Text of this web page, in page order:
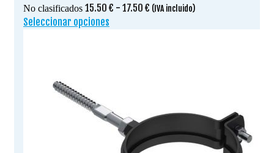
No clasificados 15.50 € - 17.50 € Rango
(IVA incluido)
Seleccionar opciones
se
pueden
elegir